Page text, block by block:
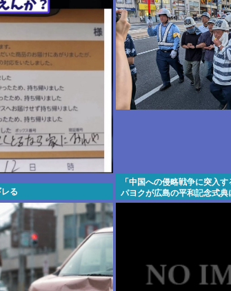
る
「中国への侵略戦争に突入
パヨクが広島の平和記念式典